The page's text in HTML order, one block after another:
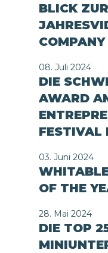
BLICK
08. Juli 2024
DIE
AWARD
FESTIVAL
03. Juni 2024
OF THE
28. Mai 2024
DIE TOP